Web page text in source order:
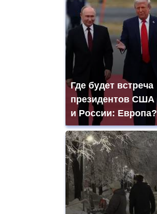
Где будет встреча
президентов США
и России: Европа?